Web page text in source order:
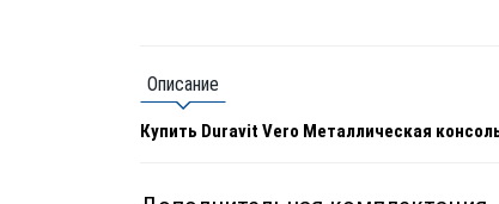
Описание
Купить Duravit Vero Металлическая